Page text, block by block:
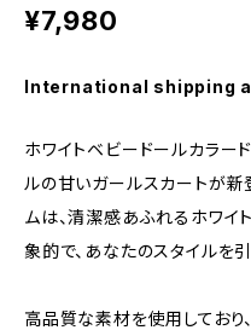
¥7,980
International shipping
ホワイトベビードールカラー
ルの甘いガールスカートが新
ムは、清潔感あふれるホワイ
象的で、あなたのスタイルを
高品質な素材を使用しており